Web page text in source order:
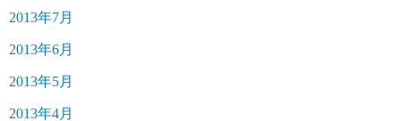
2013年7月
2013年6月
2013年5月
2013年4月